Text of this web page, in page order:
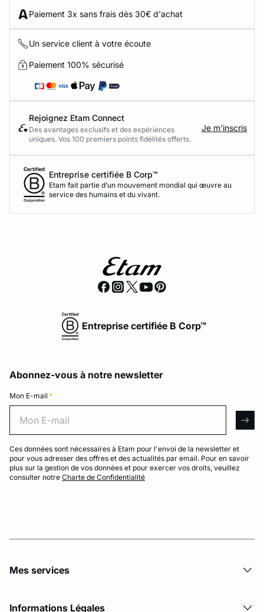
Paiement 3x sans frais dès 30€ d'achat
Un service client à votre écoute
Paiement 100% sécurisé
Rejoignez Etam Connect
Des avantages exclusifs et des expériences
uniques. Vos 100 premiers points fidélités offerts.
Je m’inscris
Entreprise certifiée B Corp™
Etam fait partie d’un mouvement mondial qui œuvre au
service des humains et du vivant.
Entreprise certifiée B Corp™
Abonnez-vous à notre newsletter
Mon E-mail *
Ces données sont nécessaires à Etam pour l'envoi de la newsletter et
pour vous adresser des offres et des actualités par email. Pour en savoir
plus sur la gestion de vos données et pour exercer vos droits, veuillez
consulter notre Charte de Confidentialité
Mes services
Informations Légales